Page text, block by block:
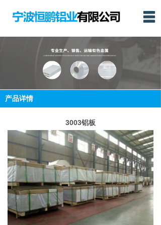
公司简介
产品展示
新闻动态
English
产品详情
3003铝板